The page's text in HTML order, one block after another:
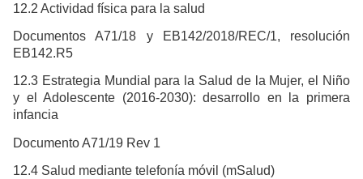
12.2 Actividad física para la salud
Documentos A71/18 y EB142/2018/REC/1, resolución
EB142.R5
12.3 Estrategia Mundial para la Salud de la Mujer, el Niño
y el Adolescente (2016-2030): desarrollo en la primera
infancia
Documento A71/19 Rev 1
12.4 Salud mediante telefonía móvil (mSalud)